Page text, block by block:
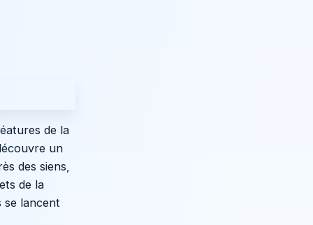
de la
un
des siens,
de la
se lancent